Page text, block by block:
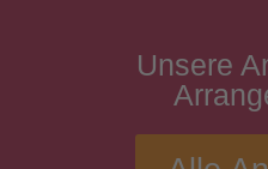
Unsere